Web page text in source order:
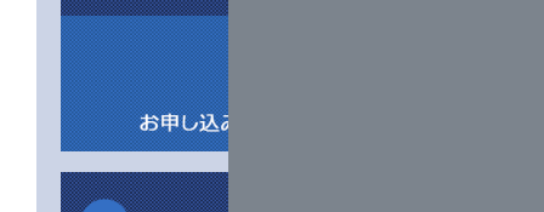
2024年7月9日
2024年9月26日、27日の2日間、朱鷺メッセ（新
潟コンペンションセンター）で開催される
連技術フォーラム2024新潟
（出展ブース：会議室306、307 ブース番号：
19番）